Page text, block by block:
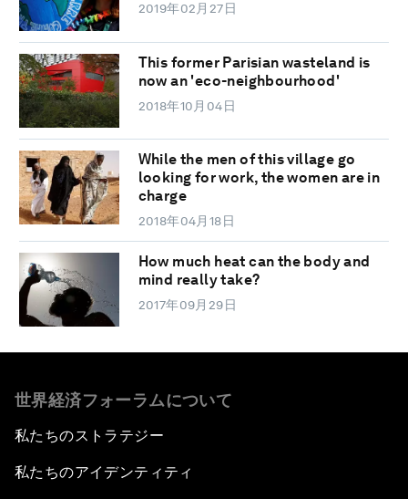
2019年02月27日
This former Parisian wasteland is
now an 'eco-neighbourhood'
2018年10月04日
While the men of this village go
looking for work, the women are in
charge
2018年04月18日
How much heat can the body and
mind really take?
2017年09月29日
世界経済フォーラムについて
私たちのストラテジー
私たちのアイデンティティ